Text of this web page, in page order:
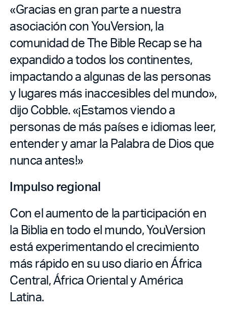
«Gracias en gran parte a nuestra
asociación con YouVersion, la
comunidad de The Bible Recap se ha
expandido a todos los continentes,
impactando a algunas de las personas
y lugares más inaccesibles del mundo»,
dijo Cobble. «¡Estamos viendo a
personas de más países e idiomas leer,
entender y amar la Palabra de Dios que
nunca antes!»
Impulso regional
Con el aumento de la participación en
la Biblia en todo el mundo, YouVersion
está experimentando el crecimiento
más rápido en su uso diario en África
Central, África Oriental y América
Latina.